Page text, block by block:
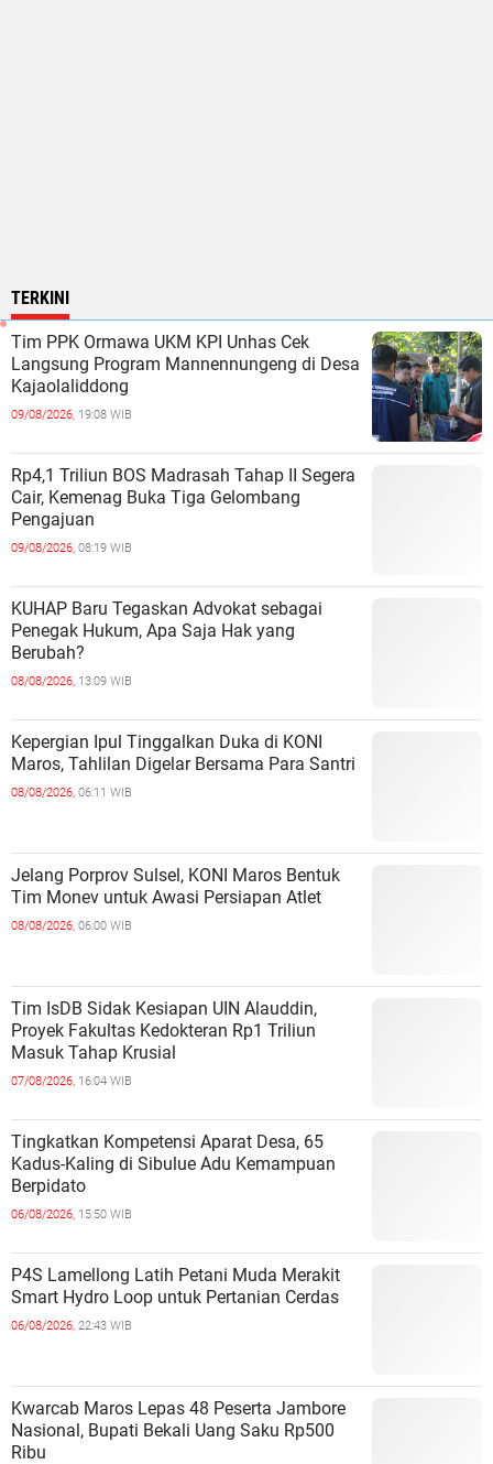
TERKINI
Tim PPK Ormawa UKM KPI Unhas Cek
Langsung Program Mannennungeng di Desa
Kajaolaliddong
09/08/2026, 19:08 WIB
Rp4,1 Triliun BOS Madrasah Tahap II Segera
Cair, Kemenag Buka Tiga Gelombang
Pengajuan
09/08/2026, 08:19 WIB
KUHAP Baru Tegaskan Advokat sebagai
Penegak Hukum, Apa Saja Hak yang
Berubah?
08/08/2026, 13:09 WIB
Kepergian Ipul Tinggalkan Duka di KONI
Maros, Tahlilan Digelar Bersama Para Santri
08/08/2026, 06:11 WIB
Jelang Porprov Sulsel, KONI Maros Bentuk
Tim Monev untuk Awasi Persiapan Atlet
08/08/2026, 06:00 WIB
Tim IsDB Sidak Kesiapan UIN Alauddin,
Proyek Fakultas Kedokteran Rp1 Triliun
Masuk Tahap Krusial
07/08/2026, 16:04 WIB
Tingkatkan Kompetensi Aparat Desa, 65
Kadus-Kaling di Sibulue Adu Kemampuan
Berpidato
06/08/2026, 15:50 WIB
P4S Lamellong Latih Petani Muda Merakit
Smart Hydro Loop untuk Pertanian Cerdas
06/08/2026, 22:43 WIB
Kwarcab Maros Lepas 48 Peserta Jambore
Nasional, Bupati Bekali Uang Saku Rp500
Ribu